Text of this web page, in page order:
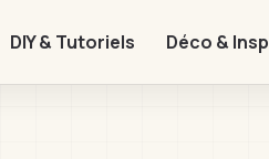
DIY & Tutoriels Déco &